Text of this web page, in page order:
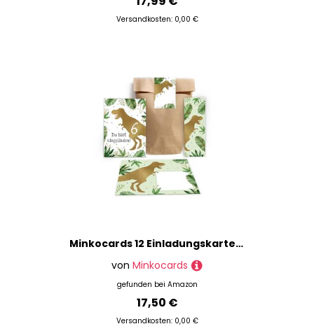
Versandkosten: 0,00 €
Minkocards 12 Einladungskarten zum 6. Kindergeburtstag Junge Dino Dinosaurier Einladungen sechste Jungsgeburtstag incl. 12 Umschläge, 12 Partytüten/natur, 12 Aufkleber, 12 Lesezeichen
von Minkocards
gefunden bei Amazon
17,50 €
Versandkosten: 0,00 €